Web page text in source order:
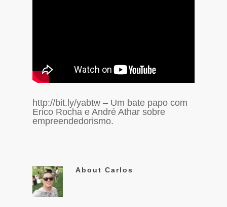
http://bit.ly/yabtw – Um bate papo com
Erico Rocha e André Athar sobre
empreendedorismo.
About Carlos